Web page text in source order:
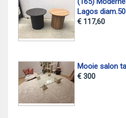
Lagos diam.50
€ 117,60
Mooie salon
€ 300